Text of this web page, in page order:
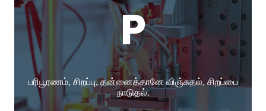
P
பரிபூரணம், சிறப்பு, தன்னைத்தானே விஞ்சுதல், சிறப்பை
நாடுதல்.